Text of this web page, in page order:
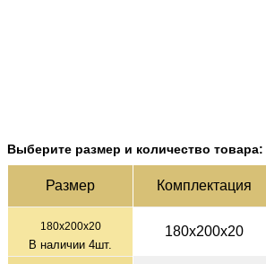
Выберите размер и количество товара:
Раз­мер Ком­плек­тация
180х200х20
В наличии 4шт.
180х200х20